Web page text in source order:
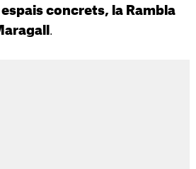
concrets, la Rambla
.